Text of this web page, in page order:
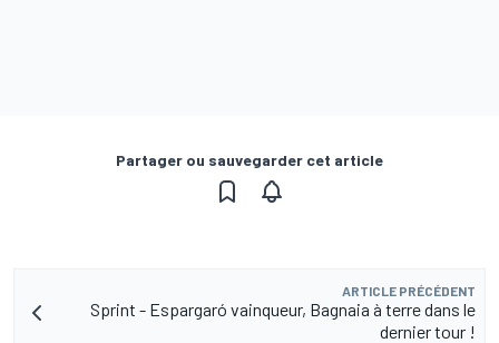
Partager ou sauvegarder cet article
ARTICLE PRÉCÉDENT
Sprint - Espargaró vainqueur, Bagnaia à terre dans le
dernier tour !